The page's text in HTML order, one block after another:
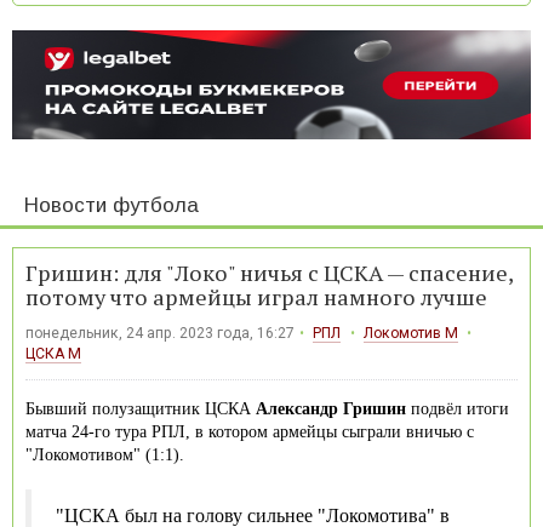
Новости футбола
Гришин: для "Локо" ничья с ЦСКА — спасение,
потому что армейцы играл намного лучше
понедельник, 24 апр. 2023 года, 16:27 РПЛ
Локомотив М
ЦСКА М
Бывший полузащитник ЦСКА Александр Гришин подвёл итоги
матча 24-го тура РПЛ, в котором армейцы сыграли вничью с
"Локомотивом" (1:1).
"ЦСКА был на голову сильнее "Локомотива" в